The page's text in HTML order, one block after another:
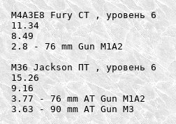
M4A3E8 Fury СТ , уровень 6
11.34
8.49
2.8 - 76 mm Gun M1A2
M36 Jackson ПТ , уровень 6
15.26
9.16
3.77 - 76 mm AT Gun M1A2
3.63 - 90 mm AT Gun M3